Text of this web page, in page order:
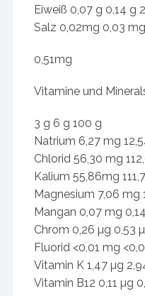
Eiweiß 0,07 g 0,14 g
Salz 0,02mg 0,03 mg
0,51mg
Vitamine und
3 g 6 g 100 g
Natrium 6,27 mg
Chlorid 56,30 mg
Kalium 55,86mg
Magnesium 7,06 mg
Mangan 0,07 mg
Chrom 0,26 µg 0,53
Fluorid <0,01 mg
Vitamin K 1,47 µg
Vitamin B12 0,11 µg